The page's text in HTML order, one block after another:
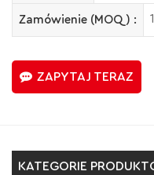
Zamówienie (MOQ) : 1
ZAPYTAJ TERAZ
KATEGORIE